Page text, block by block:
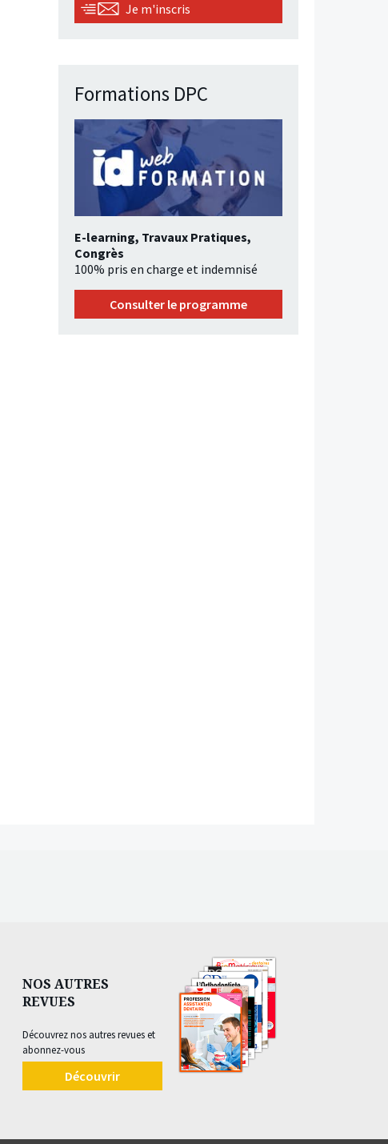
Je m'inscris
Formations DPC
E-learning, Travaux Pratiques,
Congrès
100% pris en charge et indemnisé
Consulter le programme
NOS AUTRES
REVUES
Découvrez nos autres revues et
abonnez-vous
Découvrir